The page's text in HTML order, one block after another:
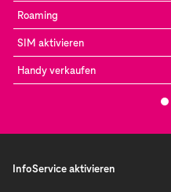
Roaming
SIM aktivieren
Handy verkaufen
InfoService aktivieren